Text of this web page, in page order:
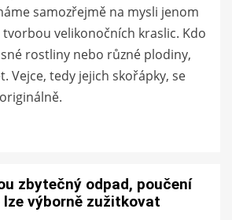
samozřejmě na mysli jenom
velikonočních kraslic. Kdo
rostliny nebo různé plodiny,
Vejce, tedy jejich skořápky, se
zbytečný odpad, poučení
lze výborně zužitkovat